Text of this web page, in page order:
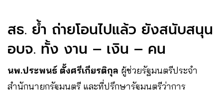
สธ. ย้ำ ถ่ายโอนไปแล้ว ยังสนับสนุน
อบจ. ทั้ง งาน – เงิน – คน
นพ.ประพนธ์ ตั้งศรีเกียรติกุล ผู้ช่วยรัฐมนตรีประจำ
สำนักนายกรัฐมนตรี และที่ปรึกษารัฐมนตรีว่าการ